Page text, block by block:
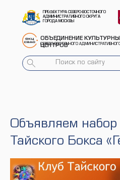
ПРЕФЕКТУРА СЕВЕРО-ВОСТОЧНОГО
АДМИНИСТРАТИВНОГО ОКРУГА
ГОРОДА МОСКВЫ
ОБЪЕДИНЕНИЕ
ЦЕНТРОВ
СЕВЕРО-ВОСТОЧНОГО
Объявляем набор
Тайского Бокса